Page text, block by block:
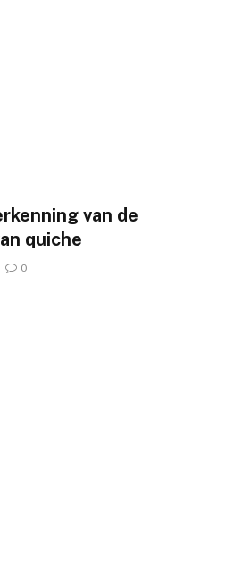
van de
quiche
0